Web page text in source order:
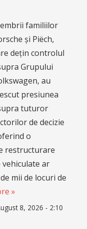
familiilor
și Piëch,
dețin controlul
Grupului
au
presiunea
tuturor
de decizie
o
restructurare
ar
mii de locuri de
»
8, 2026 - 2:10